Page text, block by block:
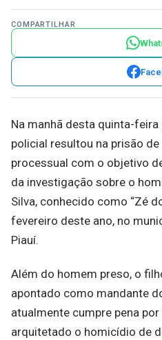
COMPARTILHAR
Na manhã desta quinta-
policial resultou na prisão
processual com o objetivo
da investigação sobre o
Silva, conhecido como “Zé
fevereiro deste ano, no
Piauí.
Além do homem preso, o
apontado como mandante
atualmente cumpre pena
arquitetado o homicídio de